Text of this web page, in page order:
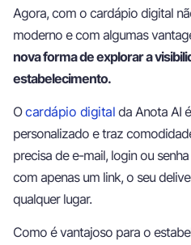
Agora, com o cardápio digital
moderno e com algumas
nova forma de explorar a
estabelecimento.
Ocardápio digital da Anota AI
personalizado e traz
precisa de e-mail, login ou
com apenas um link, o seu
qualquer lugar.
Como é vantajoso para o